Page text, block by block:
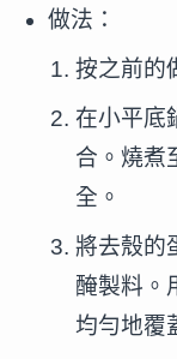
做法：
按之前的
在小平底
合。燒煮
全。
將去殼的
醃製料。
均勻地覆